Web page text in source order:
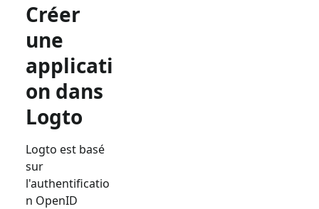
Créer
une
applicati
on dans
Logto
Logto est basé
sur
l'authentificatio
n OpenID